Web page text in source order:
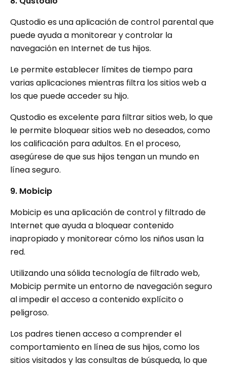
Qustodio es una aplicación de control parental que
puede ayuda a monitorear y controlar la
navegación en Internet de tus hijos.
Le permite establecer límites de tiempo para
varias aplicaciones mientras filtra los sitios web a
los que puede acceder su hijo.
Qustodio es excelente para filtrar sitios web, lo que
le permite bloquear sitios web no deseados, como
los calificación para adultos. En el proceso,
asegúrese de que sus hijos tengan un mundo en
línea seguro.
9. Mobicip
Mobicip es una aplicación de control y filtrado de
Internet que ayuda a bloquear contenido
inapropiado y monitorear cómo los niños usan la
red.
Utilizando una sólida tecnología de filtrado web,
Mobicip permite un entorno de navegación seguro
al impedir el acceso a contenido explícito o
peligroso.
Los padres tienen acceso a comprender el
comportamiento en línea de sus hijos, como los
sitios visitados y las consultas de búsqueda, lo que